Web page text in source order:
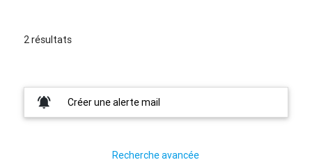
2 résultats
notifications_active Créer une alerte mail
Recherche avancée